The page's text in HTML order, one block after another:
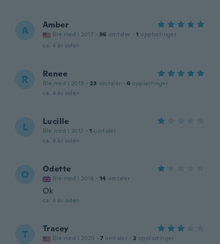
A Amber
Ble med i 2017 · 96 omtaler · 1 opplastinger
ca. 4 år siden
R Renee
Ble med i 2019 · 23 omtaler · 6 opplastinger
ca. 4 år siden
L Lucille
Ble med i 2017 · 1 omtaler
ca. 4 år siden
O Odette
Ble med i 2016 · 14 omtaler
Ok
ca. 4 år siden
T Tracey
Ble med i 2020 · 7 omtaler · 2 opplastinger